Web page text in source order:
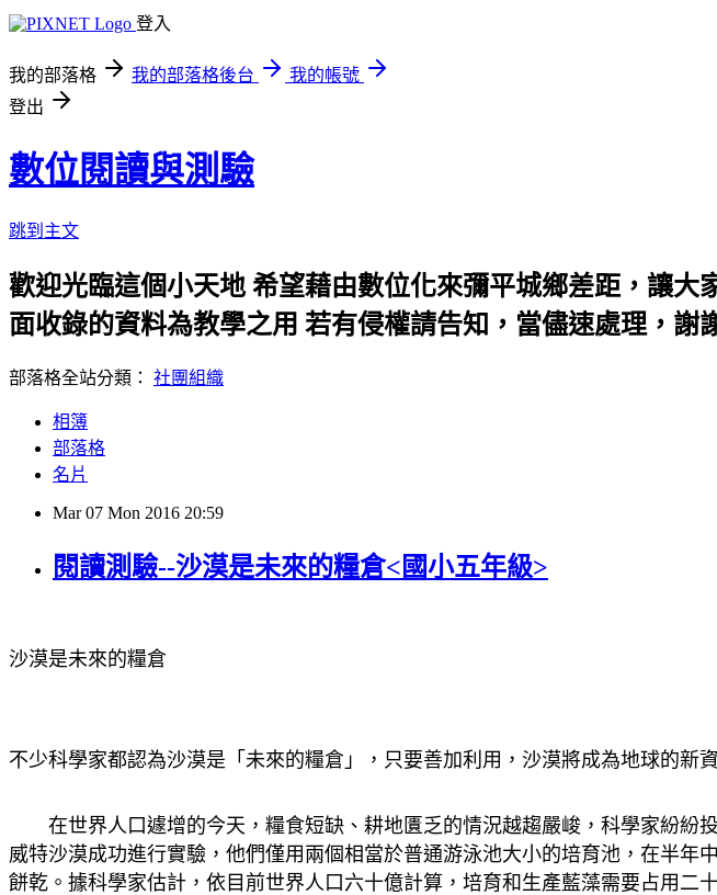
登入
我的部落格 我的部落格後台
我的帳號
登出
數位閱讀與測驗
跳到主文
歡迎光臨這個小天地 希望藉由數位化來彌平城鄉差距，讓
面收錄的資料為教學之用 若有侵權請告知，當儘速處理，謝
部落格全站分類： 社團組織
相簿
部落格
名片
Mar 07 Mon 2016 20:59
閱讀測驗--沙漠是未來的糧倉<國小五年級>
沙漠是未來的糧倉
不少科學家都認為沙漠是「未來的糧倉」，只要善加利用，沙漠將成為地球的新
在世界人口遽增的今天，糧食短缺、耕地匱乏的情況越趨嚴峻，科學家紛紛
威特沙漠成功進行實驗，他們僅用兩個相當於普通游泳池大小的培育池，在半
餅乾。據科學家估計，依目前世界人口六十億計算，培育和生產藍藻需要占用